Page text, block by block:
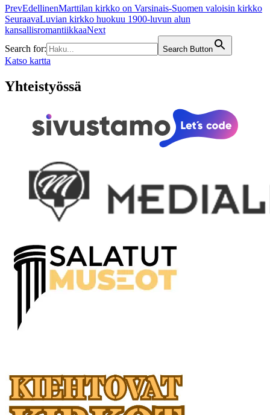
PrevEdellinenMarttilan kirkko on Varsinais-Suomen valoisin kirkko
SeuraavaLuvian kirkko huokuu 1900-luvun alun
kansallisromantiikkaaNext
Search for:
Search Button
Katso kartta
Yhteistyössä